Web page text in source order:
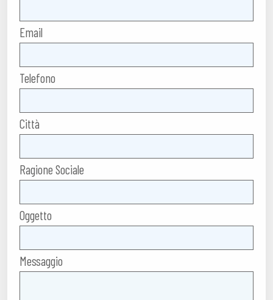
Email
Telefono
Città
Ragione Sociale
Oggetto
Messaggio